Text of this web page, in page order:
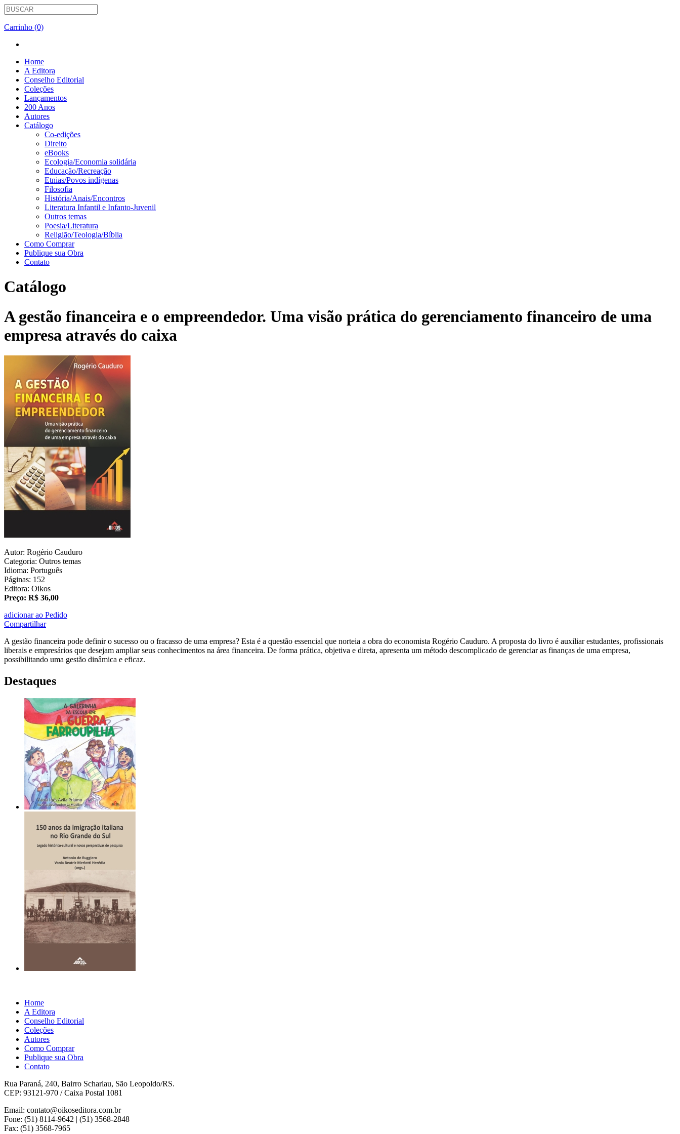
Carrinho (0)
Home
A Editora
Conselho Editorial
Coleções
Lançamentos
200 Anos
Autores
Catálogo
Co-edições
Direito
eBooks
Ecologia/Economia solidária
Educação/Recreação
Etnias/Povos indígenas
Filosofia
História/Anais/Encontros
Literatura Infantil e Infanto-Juvenil
Outros temas
Poesia/Literatura
Religião/Teologia/Bíblia
Como Comprar
Publique sua Obra
Contato
Catálogo
A gestão financeira e o empreendedor. Uma visão prática do gerenciamento financeiro de uma
empresa através do caixa
Autor: Rogério Cauduro
Categoria: Outros temas
Idioma: Português
Páginas: 152
Editora: Oikos
Preço: R$ 36,00
adicionar ao Pedido
Compartilhar
A gestão financeira pode definir o sucesso ou o fracasso de uma empresa? Esta é a questão essencial que norteia a obra do economista Rogério Cauduro. A proposta do livro é auxiliar estudantes, profissionais
liberais e empresários que desejam ampliar seus conhecimentos na área financeira. De forma prática, objetiva e direta, apresenta um método descomplicado de gerenciar as finanças de uma empresa,
possibilitando uma gestão dinâmica e eficaz.
Destaques
Home
A Editora
Conselho Editorial
Coleções
Autores
Como Comprar
Publique sua Obra
Contato
Rua Paraná, 240, Bairro Scharlau, São Leopoldo/RS.
CEP: 93121-970 / Caixa Postal 1081
Email: contato@oikoseditora.com.br
Fone: (51) 8114-9642 | (51) 3568-2848
Fax: (51) 3568-7965